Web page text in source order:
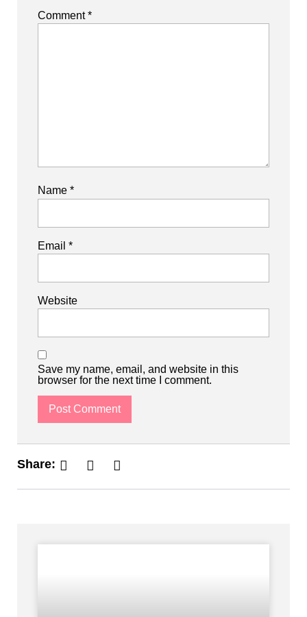
Comment*
Name *
Email *
Website
Save my name, email, and website in this
browser for the next time I comment.
Share: